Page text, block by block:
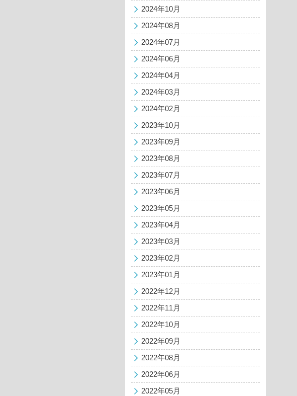
2024年10月
2024年08月
2024年07月
2024年06月
2024年04月
2024年03月
2024年02月
2023年10月
2023年09月
2023年08月
2023年07月
2023年06月
2023年05月
2023年04月
2023年03月
2023年02月
2023年01月
2022年12月
2022年11月
2022年10月
2022年09月
2022年08月
2022年06月
2022年05月